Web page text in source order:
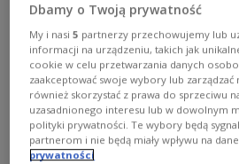
"Służby specjalne III RP
był agentem SB"
Dbamy o Twoją prywatność
My i nasi5 partnerzy przechowujemy lub
informacji na urządzeniu, takich jak
cookie w celu przetwarzania danych
zaakceptować swoje wybory lub zarządzać
również skorzystać z prawa do sprzeciwu
uzasadnionego interesu lub w dowolnym
polityki prywatności. Te wybory będą
partnerom i nie będą miały wpływu na
prywatności